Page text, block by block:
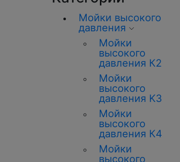
Мойки высокого
давления
Мойки
высокого
давления К2
Мойки
высокого
давления K3
Мойки
высокого
давления К4
Мойки
высокого